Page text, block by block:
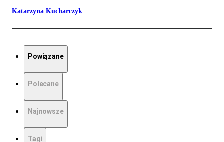
Katarzyna Kucharczyk
Powiązane
Polecane
Najnowsze
Tagi